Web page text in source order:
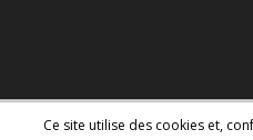
Ce site utilise des cookies et,